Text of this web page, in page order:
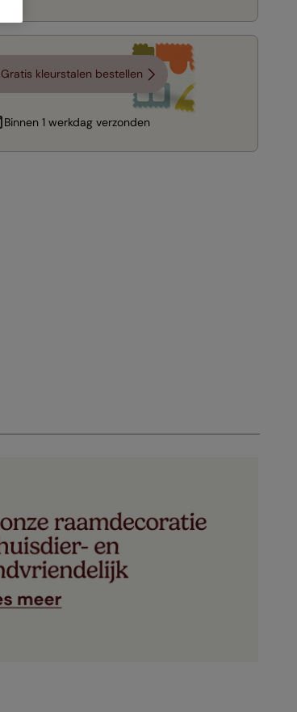
Gratis kleurstalen bestellen
Binnen 1 werkdag verzonden